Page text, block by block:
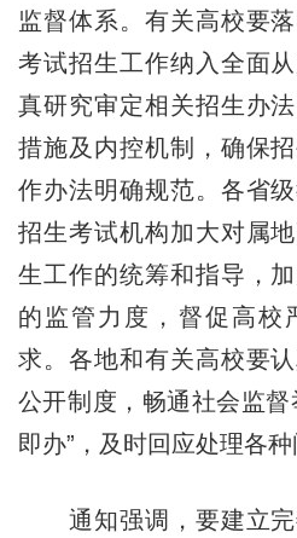
监督体系。有关高校要
考试招生工作纳入全面
真研究审定相关招生办
措施及内控机制，确保
作办法明确规范。各省
招生考试机构加大对属
生工作的统筹和指导，
的监管力度，督促高校
求。各地和有关高校要
公开制度，畅通社会监
即办”，及时回应处理各种
通知强调，要建立完